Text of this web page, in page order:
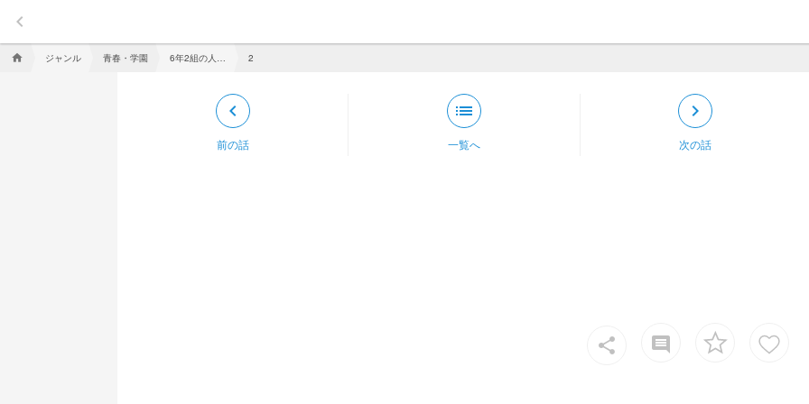
keyboard_arrow_left
home ジャンル 青春・学園 2
keyboard_arrow_left
前の話
list
一覧へ
keyboard_arrow_right
次の話
share insert_comment